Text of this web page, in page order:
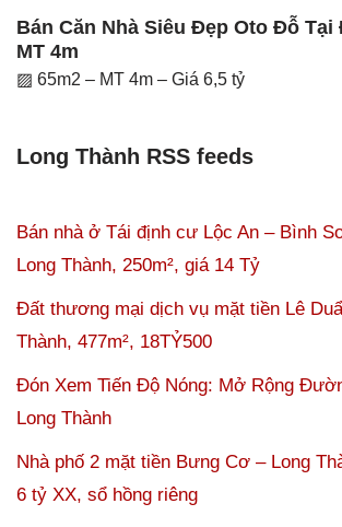
Bán Căn Nhà Siêu Đẹp Oto Đỗ Tại
MT 4m
▨ 65m2 – MT 4m – Giá 6,5 tỷ
Long Thành RSS feeds
Bán nhà ở Tái định cư Lộc An – Bình
Long Thành, 250m², giá 14 Tỷ
Đất thương mại dịch vụ mặt tiền Lê
Thành, 477m², 18TỶ500
Đón Xem Tiến Độ Nóng: Mở Rộng
Long Thành
Nhà phố 2 mặt tiền Bưng Cơ – Long
6 tỷ XX, sổ hồng riêng